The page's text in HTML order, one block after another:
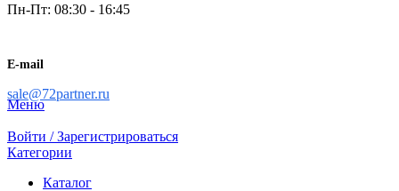
Пн-Пт: 08:30 - 16:45
E-mail
sale@72partner.ru
Меню
Войти / Зарегистрироваться
Категории
Каталог